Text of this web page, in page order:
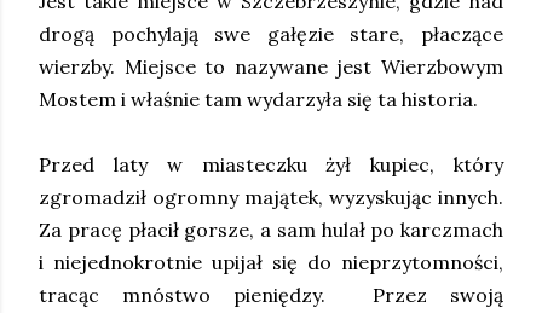
drogą pochylają swe gałęzie stare, płaczące
wierzby. Miejsce to nazywane jest Wierzbowym
Mostem i właśnie tam wydarzyła się ta historia.
Przed laty w miasteczku żył kupiec, który
zgromadził ogromny majątek, wyzyskując innych.
Za pracę płacił gorsze, a sam hulał po karczmach
i niejednokrotnie upijał się do nieprzytomności,
tracąc mnóstwo pieniędzy. Przez swoją